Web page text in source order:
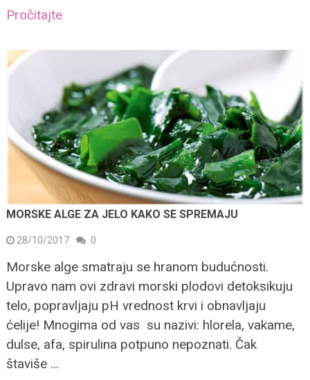
Pročitajte
MORSKE ALGE ZA JELO KAKO SE SPREMAJU
28/10/2017 0
Morske alge smatraju se hranom budućnosti.
Upravo nam ovi zdravi morski plodovi detoksikuju
telo, popravljaju pH vrednost krvi i obnavljaju
ćelije! Mnogima od vas su nazivi: hlorela, vakame,
dulse, afa, spirulina potpuno nepoznati. Čak
štaviše …